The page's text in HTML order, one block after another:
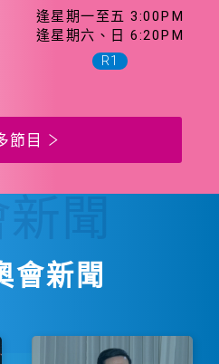
逢星期一至五 3:00PM
逢星期六、日 6:20PM
R1
節目
會新聞